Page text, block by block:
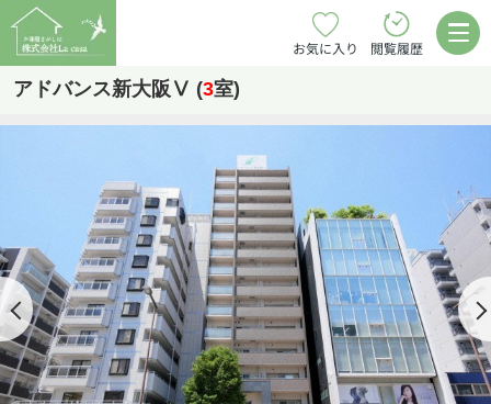
お気に入り 閲覧履歴
アドバンス新大阪Ⅴ (3室)